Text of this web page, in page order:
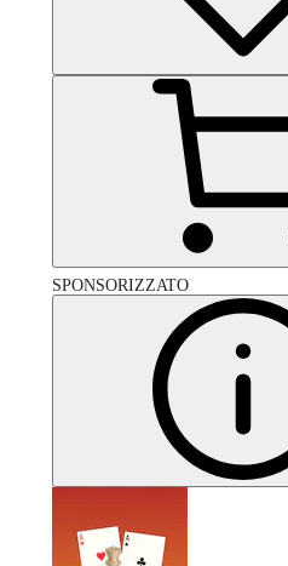
SPONSORIZZATO